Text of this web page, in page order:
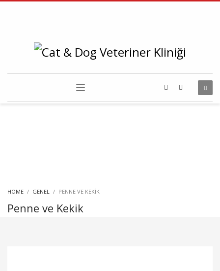
HOME GENEL PENNE VE KEKIK
Penne ve Kekik